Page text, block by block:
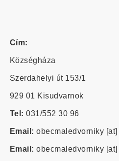
Cím:
Községháza
Szerdahelyi út 153/1
929 01 Kisudvarnok
Tel: 031/552 30 96
Email: obecmaledvorniky [at]
Email: obecmaledvorniky [at]